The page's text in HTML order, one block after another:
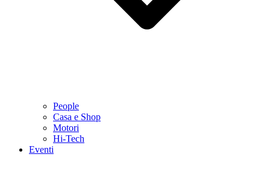
People
Casa e Shop
Motori
Hi-Tech
Eventi